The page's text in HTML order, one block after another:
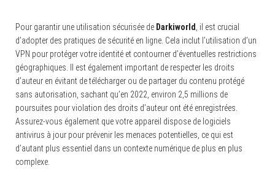
Pour garantir une utilisation sécurisée de Darkiworld
, il est crucial
d’adopter des pratiques de sécurité en ligne. Cela inclut l’utilisation d’un
VPN pour protéger votre identité et contourner d’éventuelles restrictions
géographiques. Il est également important de respecter les droits
d’auteur en évitant de télécharger ou de partager du contenu protégé
sans autorisation, sachant qu’en 2022, environ 2,5 millions de
poursuites pour violation des droits d’auteur ont été enregistrées.
Assurez-vous également que votre appareil dispose de logiciels
antivirus à jour pour prévenir les menaces potentielles, ce qui est
d’autant plus essentiel dans un contexte numérique de plus en plus
complexe.